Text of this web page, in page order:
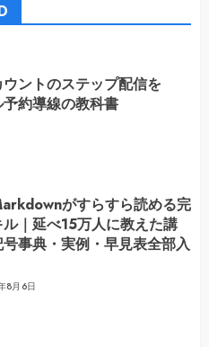
ウントのステップ配信を
約導線の教科書
がすらすら読める完
｜延べ15万人に教えた講
号事典・実例・早見表全部入
8月6日